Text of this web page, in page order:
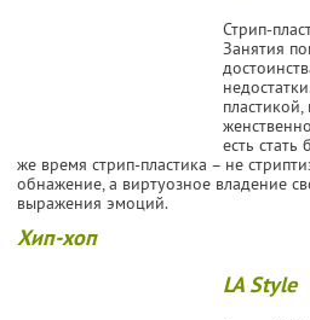
Стрип-
Занятия
есть стать
же время стрип-пластика – не
обнажение, а виртуозное владение
выражения эмоций.
Хип-хоп
LA Style